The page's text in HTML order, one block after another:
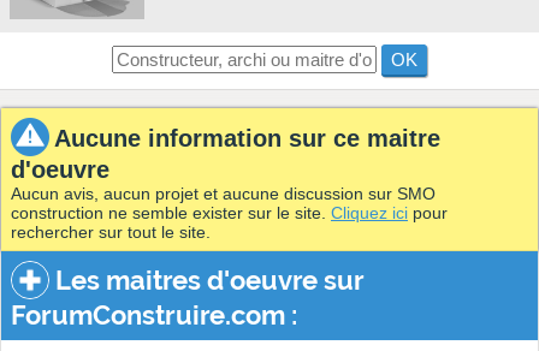
OK
Aucune information sur ce maitre
d'oeuvre
Aucun avis, aucun projet et aucune discussion sur SMO
construction ne semble exister sur le site. Cliquez ici pour
rechercher sur tout le site.
Les maitres d'oeuvre sur
ForumConstruire.com :